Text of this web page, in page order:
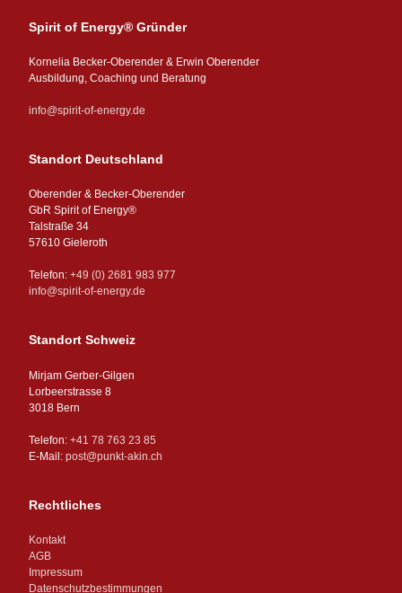
Spirit of Energy® Gründer
Kornelia Becker-Oberender & Erwin Oberender
Ausbildung, Coaching und Beratung
info@spirit-of-energy.de
Standort Deutschland
Oberender & Becker-Oberender
GbR Spirit of Energy®
Talstraße 34
57610 Gieleroth
Telefon: +49 (0) 2681 983 977
info@spirit-of-energy.de
Standort Schweiz
Mirjam Gerber-Gilgen
Lorbeerstrasse 8
3018 Bern
Telefon: +41 78 763 23 85
E-Mail: post@punkt-akin.ch
Rechtliches
Kontakt
AGB
Impressum
Datenschutzbestimmungen